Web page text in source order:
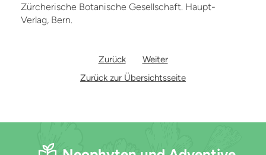
Zürcherische Botanische Gesellschaft. Haupt-
Verlag, Bern.
Zurück
Weiter
Zurück zur Übersichtsseite